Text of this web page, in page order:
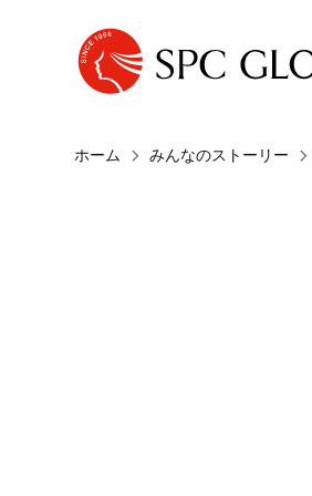
ホーム みんなのストーリー